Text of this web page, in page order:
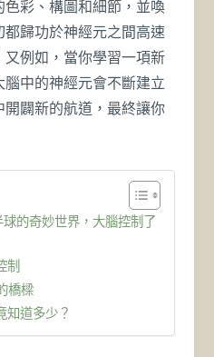
彩、構圖和細節，並喚
歸功於神經元之間高速
例如，當你學習一項新
中的神經元會不斷建立
闢新的航道，最終讓你
的奇妙世界，大腦控制了
制
橋樑
知道多少？